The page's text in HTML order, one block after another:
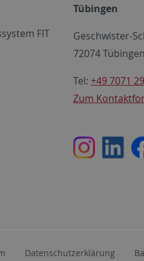
FIT
Tübingen
Geschwister-
72074 Tübingen
Tel: +49 7071
Zum
InstagramLinkedIn
Datenschutzerklärung